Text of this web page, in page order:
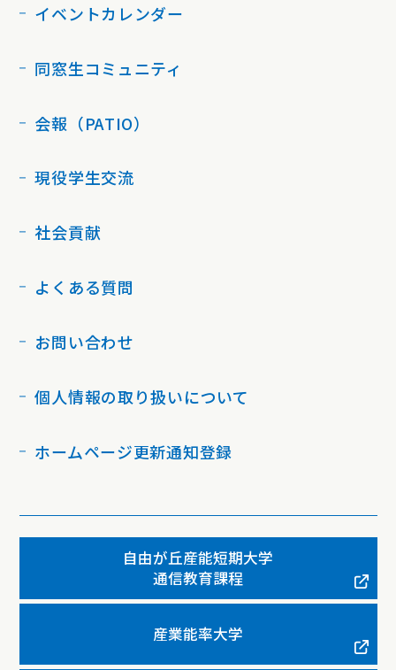
イベントカレンダー
同窓生コミュニティ
会報（PATIO）
現役学生交流
社会貢献
よくある質問
お問い合わせ
個人情報の取り扱いについて
ホームページ更新通知登録
自由が丘産能短期大学
通信教育課程
産業能率大学